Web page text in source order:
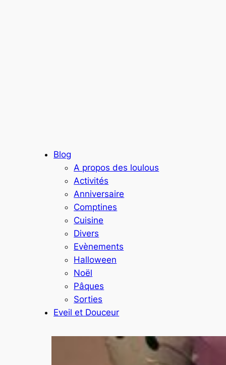
Blog
A propos des loulous
Activités
Anniversaire
Comptines
Cuisine
Divers
Evènements
Halloween
Noël
Pâques
Sorties
Eveil et Douceur